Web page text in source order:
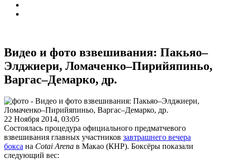
Видео и фото взвешивания: Пакьяо–
Элджиери, Ломаченко–Пирийяпиньо,
Варгас–Демарко, др.
22 Ноября 2014, 03:05
Состоялась процедура официального предматчевого
взвешивания главных участников завтрашнего вечера
бокса на Cotai Arena в Макао (КНР). Боксёры показали
следующий вес: